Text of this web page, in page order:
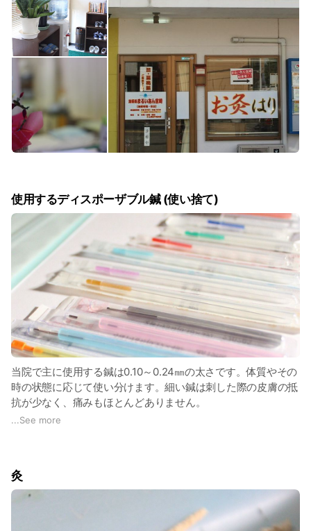
使用するディスポーザブル鍼 (使い捨て)
当院で主に使用する鍼は0.10～0.24㎜の太さです。体質やその
時の状態に応じて使い分けます。細い鍼は刺した際の皮膚の抵
抗が少なく、痛みもほとんどありません。
日本人女性の髪の太さは、平均約0.08㎜。細い鍼とほぼ同じ太
...See more
灸